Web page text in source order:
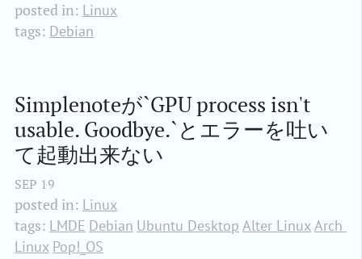
posted in: Linux
tags: Debian
Simplenoteが`GPU process isn't
usable. Goodbye.`とエラーを吐い
て起動出来ない
SEP 19
posted in: Linux
tags: LMDE Debian Ubuntu Desktop Alter LinuxArch
Linux Pop!_OS